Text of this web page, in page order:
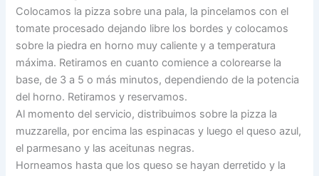
Colocamos la pizza sobre una pala, la pincelamos con el
tomate procesado dejando libre los bordes y colocamos
sobre la piedra en horno muy caliente y a temperatura
máxima. Retiramos en cuanto comience a colorearse la
base, de 3 a 5 o más minutos, dependiendo de la potencia
del horno. Retiramos y reservamos.
Al momento del servicio, distribuimos sobre la pizza la
muzzarella, por encima las espinacas y luego el queso azul,
el parmesano y las aceitunas negras.
Horneamos hasta que los queso se hayan derretido y la